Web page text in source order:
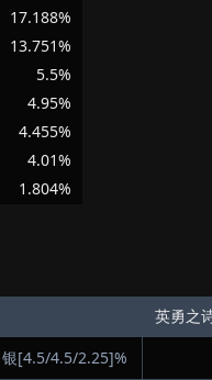
17.188%
13.751%
5.5%
4.95%
4.455%
4.01%
1.804%
英勇之
银[4.5/4.5/2.25]%